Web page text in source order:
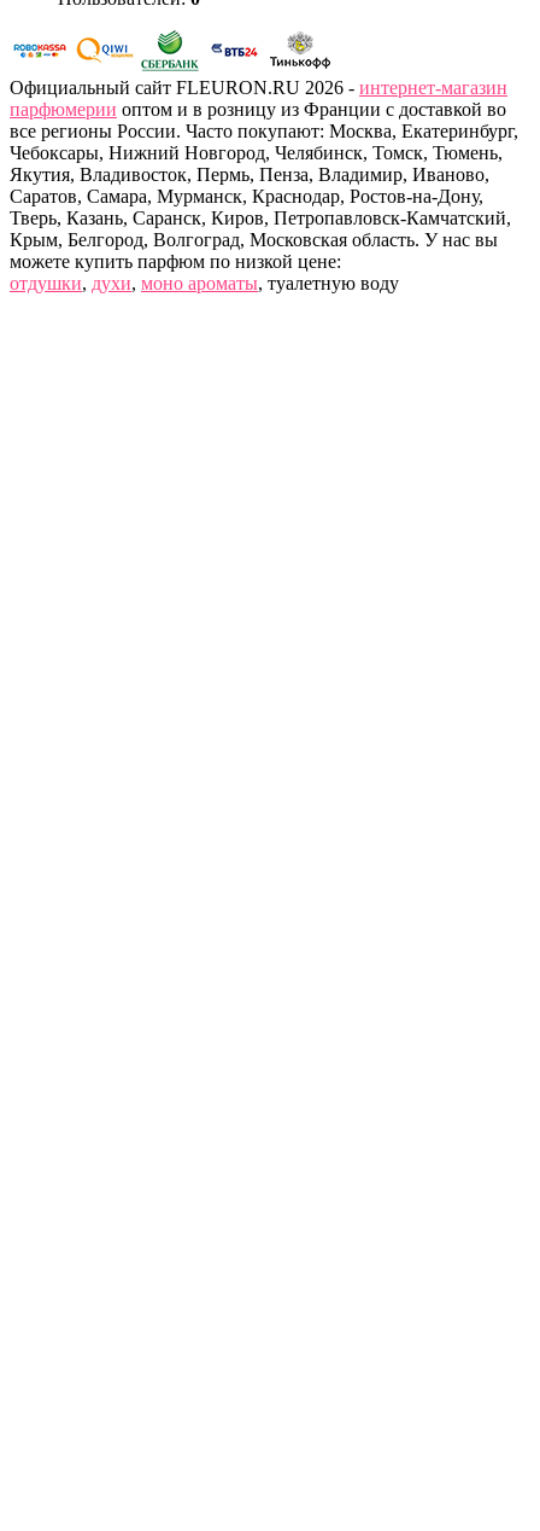
Официальный сайт FLEURON.RU 2026 - интернет-магазин
парфюмерии оптом и в розницу из Франции с доставкой во
все регионы России. Часто покупают: Москва, Екатеринбург,
Чебоксары, Нижний Новгород, Челябинск, Томск, Тюмень,
Якутия, Владивосток, Пермь, Пенза, Владимир, Иваново,
Саратов, Самара, Мурманск, Краснодар, Ростов-на-Дону,
Тверь, Казань, Саранск, Киров, Петропавловск-Камчатский,
Крым, Белгород, Волгоград, Московская область. У нас вы
можете купить парфюм по низкой цене:
отдушки, духи, моно ароматы, туалетную воду